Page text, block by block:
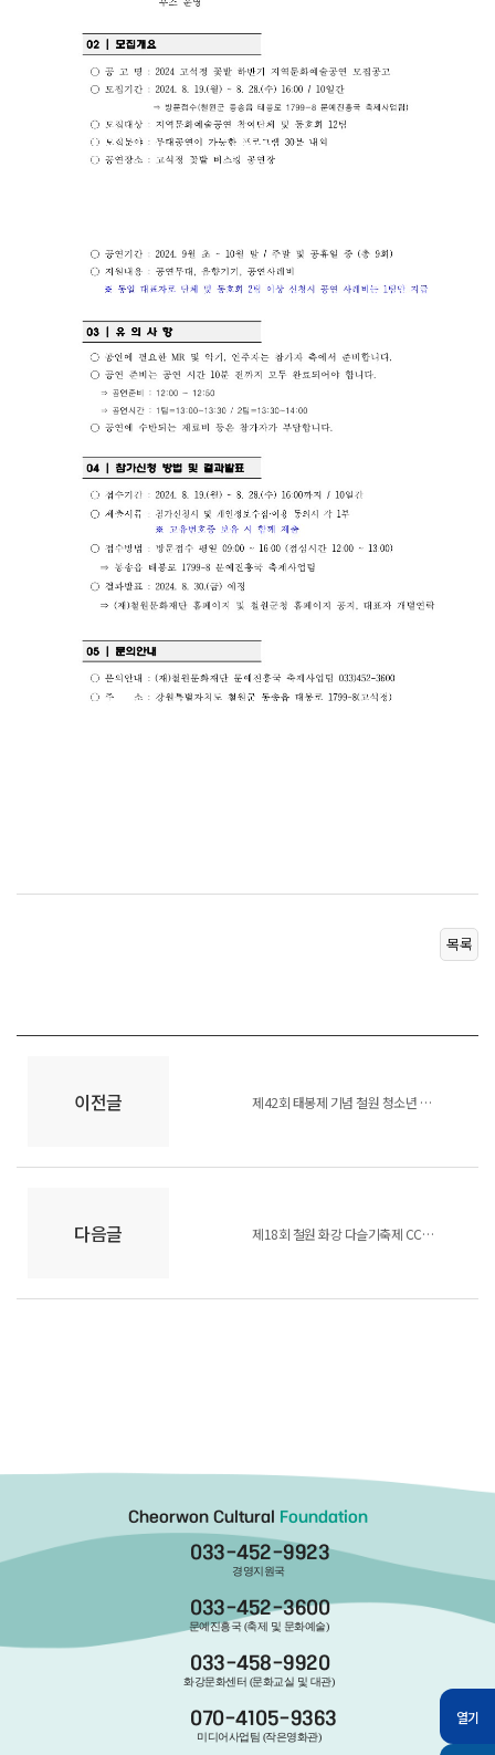
목록
이전글 제42회 태봉제 기념 철원 청소년 갓 탤런트 참가자 모집
다음글 제18회 철원 화강 다슬기축제 CCTV 설치에 따른 행정예고
열기
Cheorwon Cultural Foundation
033-452-9923
경영지원국
033-452-3600
문예진흥국 (축제 및 문화예술)
033-458-9920
화강문화센터 (문화교실 및 대관)
070-4105-9363
미디어사업팀 (작은영화관)